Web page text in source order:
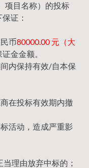
项目名称）的投标
证：
币80000.00 元（大
金金额。
内保持有效/自本保
在投标有效期内撤
活动，造成严重影
理由放弃中标的；